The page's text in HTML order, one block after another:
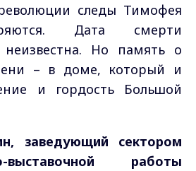
следы Тимофея
Дата смерти
неизвестна. Но память о
– в доме, который и
и гордость Большой
заведующий сектором
выставочной работы